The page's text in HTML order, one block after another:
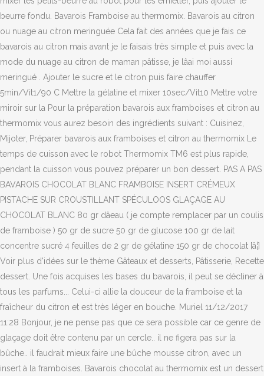
beurre fondu. Bavarois Framboise au thermomix. Bavarois au citron
ou nuage au citron meringuée Cela fait des années que je fais ce
bavarois au citron mais avant je le faisais très simple et puis avec la
mode du nuage au citron de maman pâtisse, je lâai moi aussi
meringué . Ajouter le sucre et le citron puis faire chauffer
5min/Vit1/90 C Mettre la gélatine et mixer 10sec/Vit10 Mettre votre
miroir sur la Pour la préparation bavarois aux framboises et citron au
thermomix vous aurez besoin des ingrédients suivant : Cuisinez,
Mijoter, Préparer bavarois aux framboises et citron au thermomix Le
temps de cuisson avec le robot Thermomix TM6 est plus rapide,
pendant la cuisson vous pouvez préparer un bon dessert. PAS A PAS
BAVAROIS CHOCOLAT BLANC FRAMBOISE INSERT CRÉMEUX
PISTACHE SUR CROUSTILLANT SPÉCULOOS GLAÇAGE AU
CHOCOLAT BLANC 80 gr dâeau ( je compte remplacer par un coulis
de framboise ) 50 gr de sucre 50 gr de glucose 100 gr de lait
concentre sucré 4 feuilles de 2 gr de gélatine 150 gr de chocolat [â¦]
Voir plus d'idées sur le thème Gâteaux et desserts, Pâtisserie, Recette
dessert. Une fois acquises les bases du bavarois, il peut se décliner à
tous les parfums... Celui-ci allie la douceur de la framboise et la
fraîcheur du citron et est très léger en bouche. Muriel 11/12/2017
11:28 Bonjour, je ne pense pas que ce sera possible car ce genre de
glaçage doit être contenu par un cercle.. il ne figera pas sur la
bûche.. il faudrait mieux faire une bûche mousse citron, avec un
insert à la framboises. Bavarois chocolat au thermomix est un dessert